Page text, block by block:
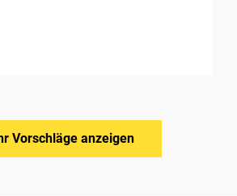
Vorschläge anzeigen